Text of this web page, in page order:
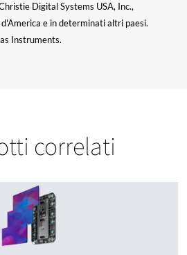
Digital Systems USA, Inc.,
e in determinati altri paesi.
Instruments.
correlati